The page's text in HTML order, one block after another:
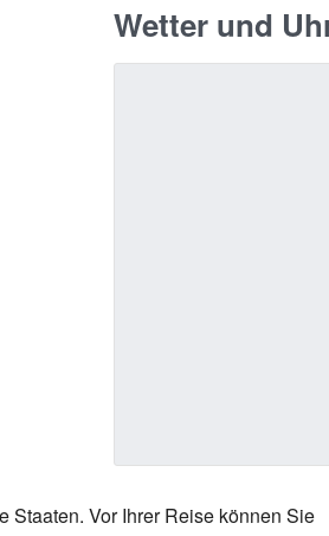
Wetter und
Staaten. Vor Ihrer Reise können Sie